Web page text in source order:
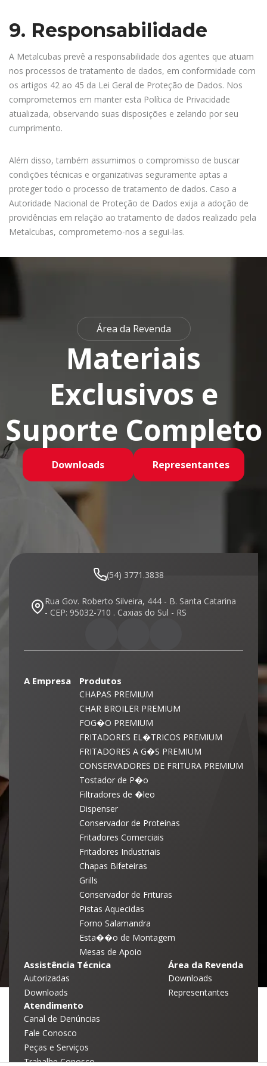
9. Responsabilidade
A Metalcubas prevê a responsabilidade dos agentes que atuam
nos processos de tratamento de dados, em conformidade com
os artigos 42 ao 45 da Lei Geral de Proteção de Dados. Nos
comprometemos em manter esta Política de Privacidade
atualizada, observando suas disposições e zelando por seu
cumprimento.
Além disso, também assumimos o compromisso de buscar
condições técnicas e organizativas seguramente aptas a
proteger todo o processo de tratamento de dados. Caso a
Autoridade Nacional de Proteção de Dados exija a adoção de
providências em relação ao tratamento de dados realizado pela
Metalcubas, comprometemo-nos a segui-las.
Área da Revenda
Materiais
Exclusivos e
Suporte Completo
Downloads Representantes
(54) 3771.3838
Rua Gov. Roberto Silveira, 444 - B. Santa Catarina
- CEP: 95032-710 . Caxias do Sul - RS
A Empresa Produtos
CHAPAS PREMIUM
CHAR BROILER PREMIUM
FOG�O PREMIUM
FRITADORES EL�TRICOS PREMIUM
FRITADORES A G�S PREMIUM
CONSERVADORES DE FRITURA PREMIUM
Tostador de P�o
Filtradores de �leo
Dispenser
Conservador de Proteinas
Fritadores Comerciais
Fritadores Industriais
Chapas Bifeteiras
Grills
Conservador de Frituras
Pistas Aquecidas
Forno Salamandra
Esta��o de Montagem
Mesas de Apoio
Assistência Técnica
Autorizadas
Downloads
Área da Revenda
Downloads
Representantes
Atendimento
Canal de Denúncias
Fale Conosco
Peças e Serviços
Trabalhe Conosco